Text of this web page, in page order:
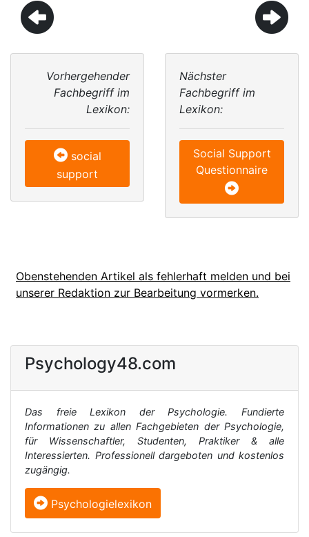
Vorhergehender
Fachbegriff im
Lexikon:
social
support
Nächster
Fachbegriff im
Lexikon:
Social Support
Questionnaire
Obenstehenden Artikel als fehlerhaft melden und bei
unserer Redaktion zur Bearbeitung vormerken.
Psychology48.com
Das freie Lexikon der Psychologie. Fundierte
Informationen zu allen Fachgebieten der Psychologie,
für Wissenschaftler, Studenten, Praktiker & alle
Interessierten. Professionell dargeboten und kostenlos
zugängig.
Psychologielexikon